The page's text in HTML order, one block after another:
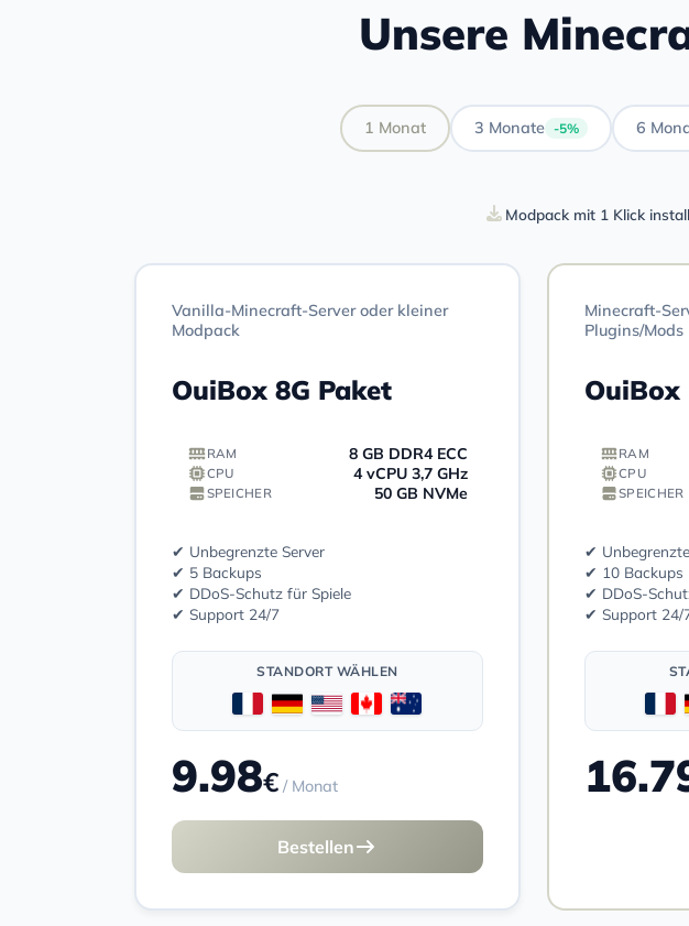
Unsere
1 Monat 3 Monate -5% 6
Modpack mit 1 Klick
Vanilla-Minecraft-Server oder kleiner
Modpack
OuiBox 8G Paket
RAM 8 GB DDR4 ECC
CPU 4 vCPU 3,7 GHz
SPEICHER 50 GB NVMe
✔ Unbegrenzte Server
✔ 5 Backups
✔ DDoS-Schutz für Spiele
✔ Support 24/7
STANDORT WÄHLEN
9.98€ / Monat
Bestellen
Minecraft-
Plugins/Mods
OuiBox
RAM
CPU
SPEICHER
✔
✔ 10 Backups
✔ DDoS-
✔ Support 24/